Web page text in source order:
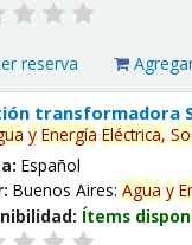
reserva
transformadora
y Energía Eléctrica,
Español
Buenos Aires:Agua y
Ítems